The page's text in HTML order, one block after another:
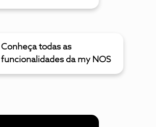
Conheça todas as
funcionalidades da my NOS